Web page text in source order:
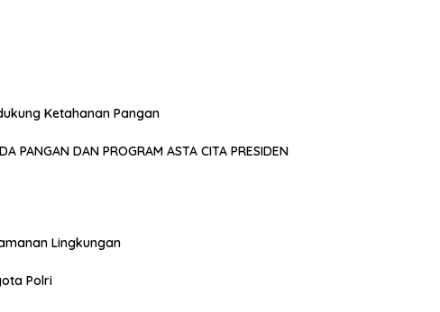
Ketahanan Pangan
PANGAN DAN PROGRAM ASTA CITA PRESIDEN
Lingkungan
Polri